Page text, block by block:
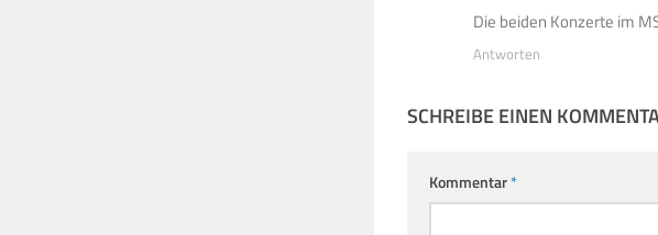
Die beiden Konzerte im
Antworten
SCHREIBE EINEN
Kommentar*